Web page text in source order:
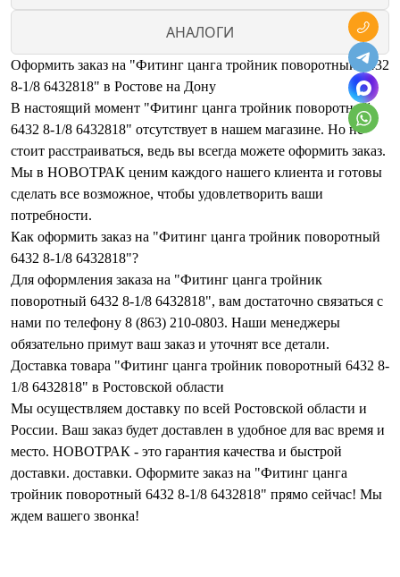
АНАЛОГИ
Оформить заказ на "Фитинг цанга тройник поворотный 6432
8-1/8 6432818" в Ростове на Дону
В настоящий момент "Фитинг цанга тройник поворотный
6432 8-1/8 6432818" отсутствует в нашем магазине. Но не
стоит расстраиваться, ведь вы всегда можете оформить заказ.
Мы в НОВОТРАК ценим каждого нашего клиента и готовы
сделать все возможное, чтобы удовлетворить ваши
потребности.
Как оформить заказ на "Фитинг цанга тройник поворотный
6432 8-1/8 6432818"?
Для оформления заказа на "Фитинг цанга тройник
поворотный 6432 8-1/8 6432818", вам достаточно связаться с
нами по телефону 8 (863) 210-0803. Наши менеджеры
обязательно примут ваш заказ и уточнят все детали.
Доставка товара "Фитинг цанга тройник поворотный 6432 8-
1/8 6432818" в Ростовской области
Мы осуществляем доставку по всей Ростовской области и
России. Ваш заказ будет доставлен в удобное для вас время и
место. НОВОТРАК - это гарантия качества и быстрой
доставки. доставки. Оформите заказ на "Фитинг цанга
тройник поворотный 6432 8-1/8 6432818" прямо сейчас! Мы
ждем вашего звонка!